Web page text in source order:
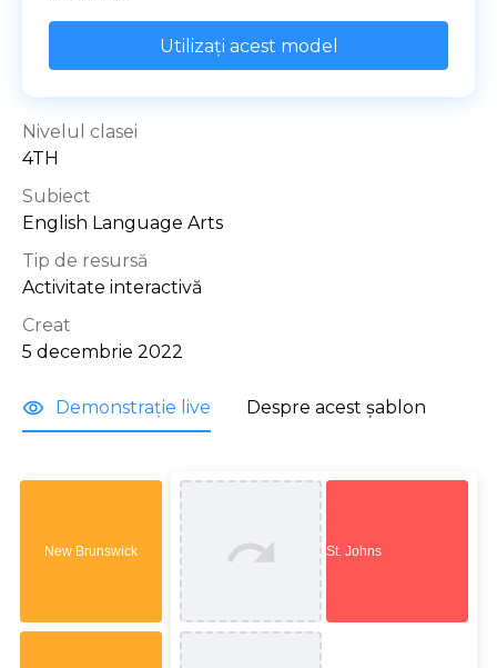
Utilizați acest model
Nivelul clasei
4TH
Subiect
English Language Arts
Tip de resursă
Activitate interactivă
Creat
5 decembrie 2022
Demonstrație live Despre acest șablon